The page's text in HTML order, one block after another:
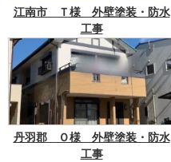
江南市 Ｔ様 外壁塗装・防水
工事
丹羽郡 Ｏ様 外壁塗装・防水
工事